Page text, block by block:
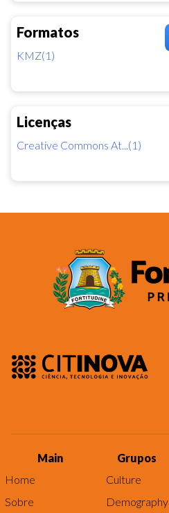
Formatos
KMZ(1)
Licenças
Creative Commons At...(1)
Main
Home
Sobre
Grupos
Culture
Demography